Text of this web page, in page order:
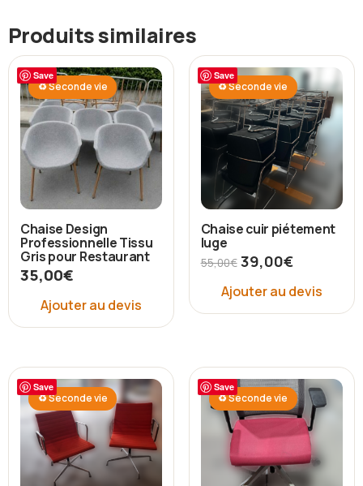
Produits similaires
Save
♻ Seconde vie
Chaise Design
Professionnelle Tissu
Gris pour Restaurant
35,00€
Ajouter au devis
Save
♻ Seconde vie
Chaise cuir piétement
luge
55,00€ 39,00€
Ajouter au devis
Save
♻ Seconde vie
Save
♻ Seconde vie